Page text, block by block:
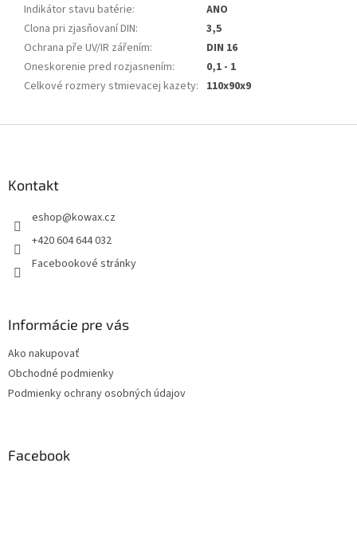
Indikátor stavu batérie:
ANO
Clona pri zjasňovaní DIN:
3,5
Ochrana pře UV/IR zářením:
DIN 16
Oneskorenie pred rozjasnením:
0,1 - 1
Celkové rozmery stmievacej kazety: 110x90x9
Kontakt
eshop@kowax.cz
+420 604 644 032
Facebookové stránky
Informácie pre vás
Ako nakupovať
Obchodné podmienky
Podmienky ochrany osobných údajov
Facebook